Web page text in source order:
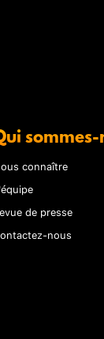
sommes-
connaître
de presse
nous